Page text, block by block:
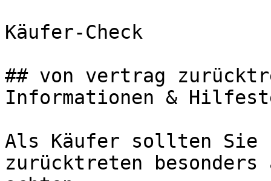
Käufer-Check
## von vertrag
Informationen &
Als Käufer sollten Sie
zurücktreten